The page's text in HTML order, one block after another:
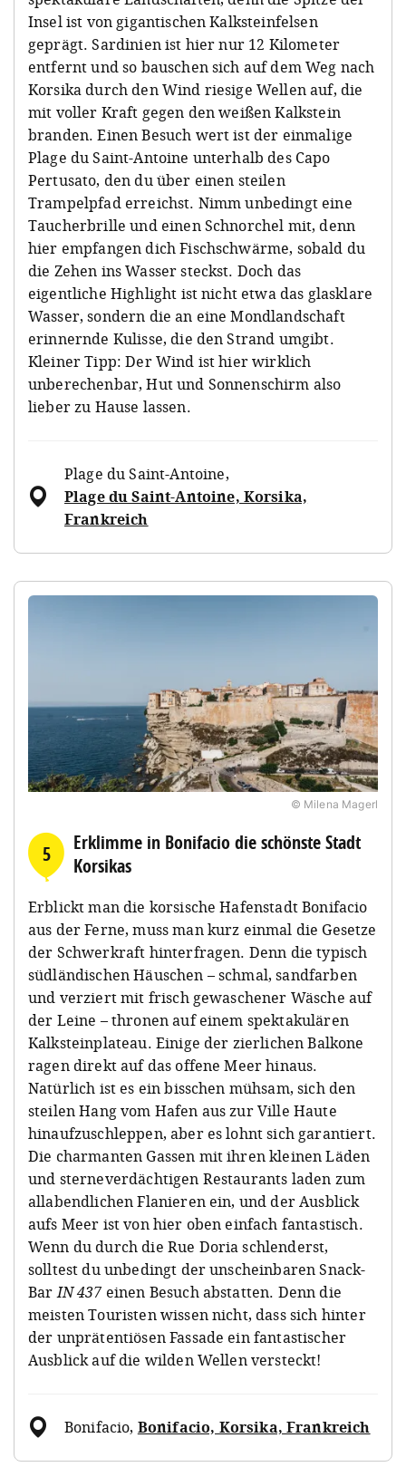
Insel ist von gigantischen Kalksteinfelsen
geprägt. Sardinien ist hier nur 12 Kilometer
entfernt und so bauschen sich auf dem Weg nach
Korsika durch den Wind riesige Wellen auf, die
mit voller Kraft gegen den weißen Kalkstein
branden. Einen Besuch wert ist der einmalige
Plage du Saint-Antoine unterhalb des Capo
Pertusato, den du über einen steilen
Trampelpfad erreichst. Nimm unbedingt eine
Taucherbrille und einen Schnorchel mit, denn
hier empfangen dich Fischschwärme, sobald du
die Zehen ins Wasser steckst. Doch das
eigentliche Highlight ist nicht etwa das glasklare
Wasser, sondern die an eine Mondlandschaft
erinnernde Kulisse, die den Strand umgibt.
Kleiner Tipp: Der Wind ist hier wirklich
unberechenbar, Hut und Sonnenschirm also
lieber zu Hause lassen.
Plage du Saint-Antoine,
Plage du Saint-Antoine, Korsika,
Frankreich
© Milena Magerl
5
Erklimme in Bonifacio die schönste Stadt
Korsikas
Erblickt man die korsische Hafenstadt Bonifacio
aus der Ferne, muss man kurz einmal die Gesetze
der Schwerkraft hinterfragen. Denn die typisch
südländischen Häuschen – schmal, sandfarben
und verziert mit frisch gewaschener Wäsche auf
der Leine – thronen auf einem spektakulären
Kalksteinplateau. Einige der zierlichen Balkone
ragen direkt auf das offene Meer hinaus.
Natürlich ist es ein bisschen mühsam, sich den
steilen Hang vom Hafen aus zur Ville Haute
hinaufzuschleppen, aber es lohnt sich garantiert.
Die charmanten Gassen mit ihren kleinen Läden
und sterneverdächtigen Restaurants laden zum
allabendlichen Flanieren ein, und der Ausblick
aufs Meer ist von hier oben einfach fantastisch.
Wenn du durch die Rue Doria schlenderst,
solltest du unbedingt der unscheinbaren Snack-
BarIN 437einen Besuch abstatten. Denn die
meisten Touristen wissen nicht, dass sich hinter
der unprätentiösen Fassade ein fantastischer
Ausblick auf die wilden Wellen versteckt!
Bonifacio, Bonifacio, Korsika, Frankreich